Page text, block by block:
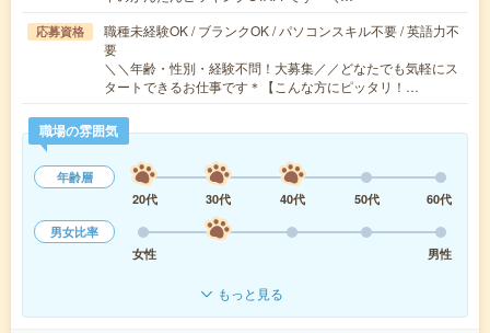
応募資格
職種未経験OK / ブランクOK / パソコンスキル不要 / 英語力不
要
＼＼年齢・性別・経験不問！大募集／／どなたでも気軽にス
タートできるお仕事です＊【こんな方にピッタリ！…
職場の雰囲気
年齢層
20代
30代 40代 50代
60代
男女比率
女性
男性
もっと見る